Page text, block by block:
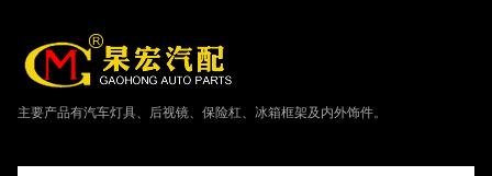
主要产品有汽车灯具、后视镜、保险杠、冰箱框架及内外饰件。